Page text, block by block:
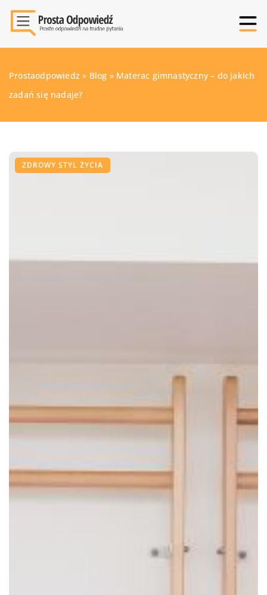
Prostaodpowiedz » Blog » Materac gimnastyczny – do jakich
zadań się nadaje?
ZDROWY STYL ŻYCIA